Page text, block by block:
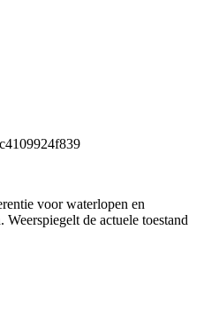
voor waterlopen en
de actuele toestand